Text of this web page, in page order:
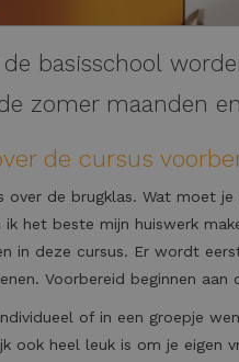
basisschool
zomer maanden
de cursus
over de brugklas. Wat moet
het beste mijn huiswerk
in deze cursus. Er wordt
Voorbereid beginnen
of in een groepje
ook heel leuk is om je eigen